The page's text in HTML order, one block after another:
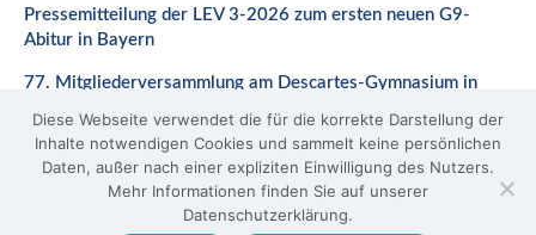
Pressemitteilung der LEV 3-2026 zum ersten neuen G9-
Abitur in Bayern
77. Mitgliederversammlung am Descartes-Gymnasium in
Stellungnahme zum Gesetzentwurf zur Änderung des
BaySchO
Diese Webseite verwendet die für die korrekte Darstellung der
Inhalte notwendigen Cookies und sammelt keine persönlichen
Daten, außer nach einer expliziten Einwilligung des Nutzers.
Mehr Informationen finden Sie auf unserer
Datenschutzerklärung.